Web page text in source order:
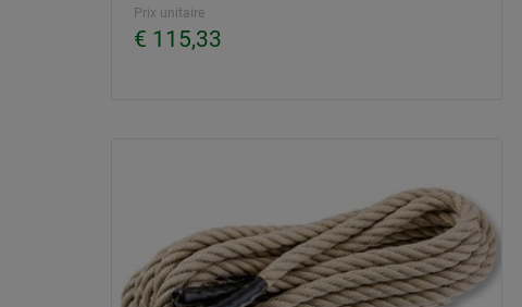
Prix unitaire
€ 115,33